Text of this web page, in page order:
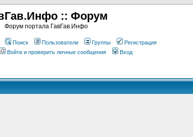
:: Форум
Форум портала ГавГав.Инфо
Поиск Пользователи Группы
Регистрация
Войти и проверить личные сообщения Вход